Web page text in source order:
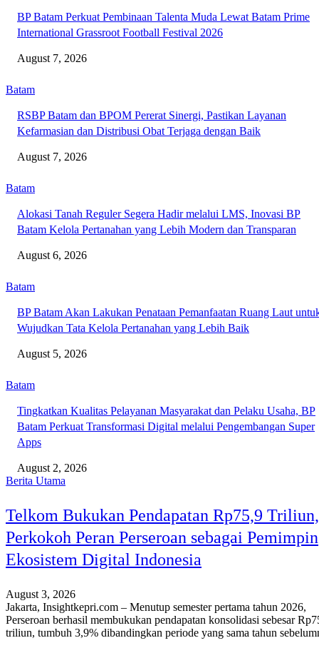
BP Batam Perkuat Pembinaan Talenta Muda Lewat Batam Prime
International Grassroot Football Festival 2026
August 7, 2026
Batam
RSBP Batam dan BPOM Pererat Sinergi, Pastikan Layanan
Kefarmasian dan Distribusi Obat Terjaga dengan Baik
August 7, 2026
Batam
Alokasi Tanah Reguler Segera Hadir melalui LMS, Inovasi BP
Batam Kelola Pertanahan yang Lebih Modern dan Transparan
August 6, 2026
Batam
BP Batam Akan Lakukan Penataan Pemanfaatan Ruang Laut
Wujudkan Tata Kelola Pertanahan yang Lebih Baik
August 5, 2026
Batam
Tingkatkan Kualitas Pelayanan Masyarakat dan Pelaku Usaha, BP
Batam Perkuat Transformasi Digital melalui Pengembangan Super
Apps
August 2, 2026
Berita Utama
Telkom Bukukan Pendapatan Rp75,9 Triliun,
Perkokoh Peran Perseroan sebagai Pemimpin
Ekosistem Digital Indonesia
August 3, 2026
Jakarta, Insightkepri.com – Menutup semester pertama tahun 2026,
Perseroan berhasil membukukan pendapatan konsolidasi sebesar
triliun, tumbuh 3,9% dibandingkan periode yang sama tahun